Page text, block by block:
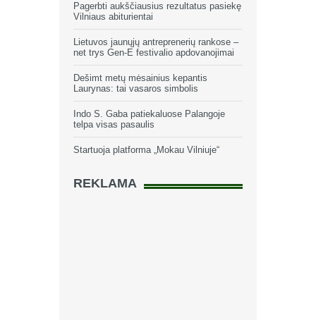
Pagerbti aukščiausius rezultatus pasiekę
Vilniaus abiturientai
Lietuvos jaunųjų antreprenerių rankose –
net trys Gen-E festivalio apdovanojimai
Dešimt metų mėsainius kepantis
Laurynas: tai vasaros simbolis
Indo S. Gaba patiekaluose Palangoje
telpa visas pasaulis
Startuoja platforma „Mokau Vilniuje“
REKLAMA